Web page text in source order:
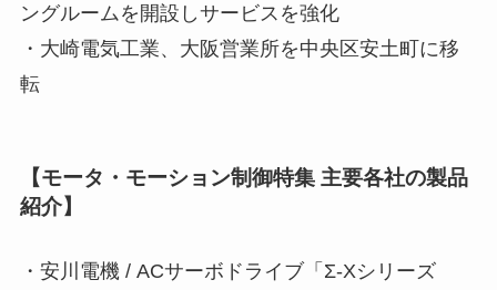
ングルームを開設しサービスを強化
・大崎電気工業、大阪営業所を中央区安土町に移
転
【モータ・モーション制御特集 主要各社の製品
紹介】
・安川電機 / ACサーボドライブ「Σ-Xシリーズ